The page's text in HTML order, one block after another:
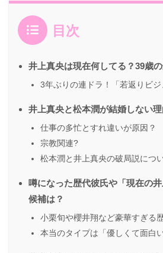
目次
井上真央は現在何してる？39歳
3年ぶりの連ドラ！「若返りビ
井上真央と松本潤が結婚しない
仕事の多忙とすれ違いが原因？
宗教関連?
松本潤と井上真央の破局説につ
噂になった歴代彼氏や「現在の井
候補は？
小栗旬や櫻井翔など豪華すぎる
本当のタイプは「優しくて面白